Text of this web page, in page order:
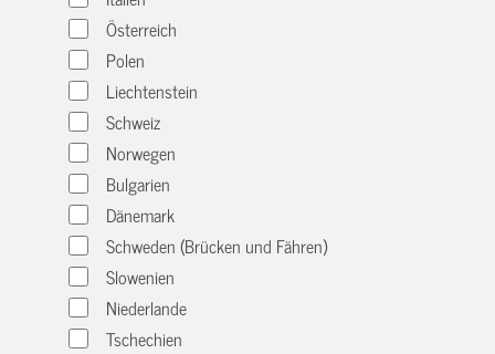
Österreich
Polen
Liechtenstein
Schweiz
Norwegen
Bulgarien
Dänemark
Schweden (Brücken und Fähren)
Slowenien
Niederlande
Tschechien